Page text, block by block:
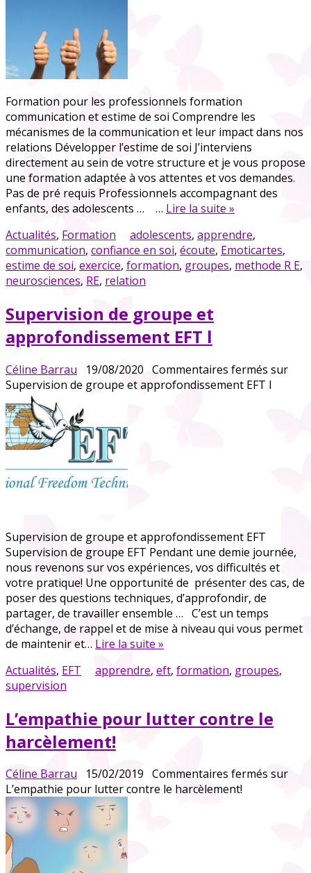
Formation pour les professionnels formation
communication et estime de soi Comprendre les
mécanismes de la communication et leur impact dans nos
relations Développer l’estime de soi J’interviens
directement au sein de votre structure et je vous propose
une formation adaptée à vos attentes et vos demandes.
Pas de pré requis Professionnels accompagnant des
enfants, des adolescents … … Lire la suite »
Actualités, Formation adolescents, apprendre,
communication, confiance en soi, écoute, Emoticartes,
estime de soi, exercice, formation, groupes, methode R E,
neurosciences, RE, relation
Supervision de groupe et
approfondissement EFT l
Céline Barrau 19/08/2020 Commentaires fermés sur
Supervision de groupe et approfondissement EFT l
Supervision de groupe et approfondissement EFT
Supervision de groupe EFT Pendant une demie journée,
nous revenons sur vos expériences, vos difficultés et
votre pratique! Une opportunité de présenter des cas, de
poser des questions techniques, d’approfondir, de
partager, de travailler ensemble … C’est un temps
d’échange, de rappel et de mise à niveau qui vous permet
de maintenir et… Lire la suite »
Actualités, EFT apprendre, eft, formation, groupes,
supervision
L’empathie pour lutter contre le
harcèlement!
Céline Barrau 15/02/2019 Commentaires fermés sur
L’empathie pour lutter contre le harcèlement!